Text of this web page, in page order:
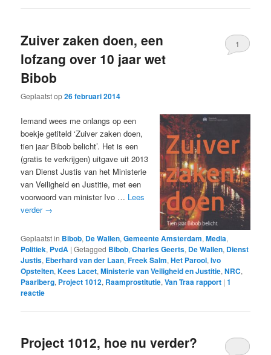
Zuiver zaken doen, een
lofzang over 10 jaar wet
Bibob
Geplaatst op26 februari 2014
1
Iemand wees me onlangs op een
boekje getiteld ‘Zuiver zaken doen,
tien jaar Bibob belicht’. Het is een
(gratis te verkrijgen) uitgave uit 2013
van Dienst Justis van het Ministerie
van Veiligheid en Justitie, met een
voorwoord van minister Ivo … Lees
verder →
Geplaatst in Bibob, De Wallen,Gemeente Amsterdam,Media,
Politiek, PvdA |Getagged Bibob,Charles Geerts, De Wallen, Dienst
Justis, Eberhard van der Laan,Freek Salm,Het Parool,Ivo
Opstelten,Kees Lacet,Ministerie van Veiligheid en Justitie,NRC,
Paarlberg, Project 1012, Raamprostitutie,Van Traa rapport |1
reactie
Project 1012, hoe nu verder?